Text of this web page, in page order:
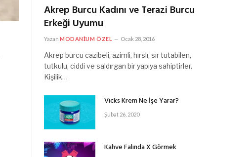
Akrep Burcu Kadını ve Terazi Burcu
Erkeği Uyumu
Yazan MODANIUM ÖZEL Ocak 28, 2016
Akrep burcu cazibeli, azimli, hırslı, sır tutabilen,
tutkulu, ciddi ve saldırgan bir yapıya sahiptirler.
Kişilik…
Vicks Krem Ne İşe Yarar?
Şubat 26, 2020
Kahve Falında X Görmek